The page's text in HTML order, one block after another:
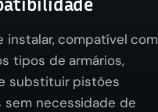
instalar, compatível com
tipos de armários,
substituir pistões
sem necessidade de